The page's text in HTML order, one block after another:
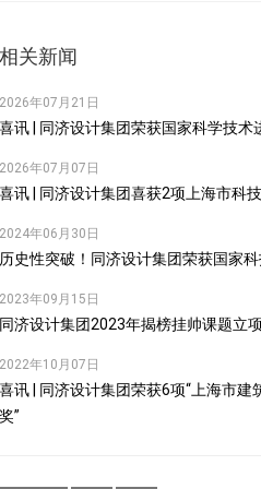
相关新闻
2026年07月21日
喜讯 | 同济设计集团荣获国家科学技术
2026年07月07日
喜讯 | 同济设计集团喜获2项上海市科
2024年06月30日
历史性突破！同济设计集团荣获国家
2023年09月15日
同济设计集团2023年揭榜挂帅课题立
2022年10月07日
喜讯 | 同济设计集团荣获6项“上海市建
奖”